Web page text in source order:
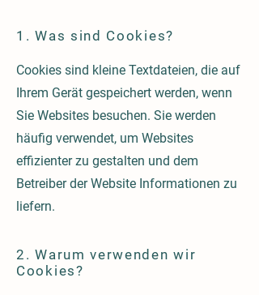
1. Was sind Cookies?
Cookies sind kleine Textdateien, die auf
Ihrem Gerät gespeichert werden, wenn
Sie Websites besuchen. Sie werden
häufig verwendet, um Websites
effizienter zu gestalten und dem
Betreiber der Website Informationen zu
liefern.
2. Warum verwenden wir
Cookies?